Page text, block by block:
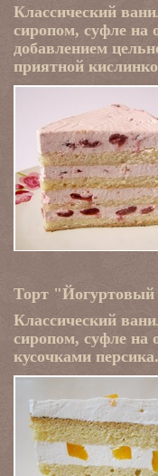
Классический
сиропом, суфле на
добавлением
приятной
Торт "Йогуртовый
Классический
сиропом, суфле на
кусочками